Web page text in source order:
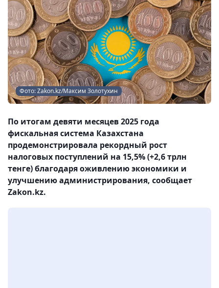
Фото: Zakon.kz/Максим Золотухин
По итогам девяти месяцев 2025 года
фискальная система Казахстана
продемонстрировала рекордный рост
налоговых поступлений на 15,5% (+2,6 трлн
тенге) благодаря оживлению экономики и
улучшению администрирования, сообщает
Zakon.kz.